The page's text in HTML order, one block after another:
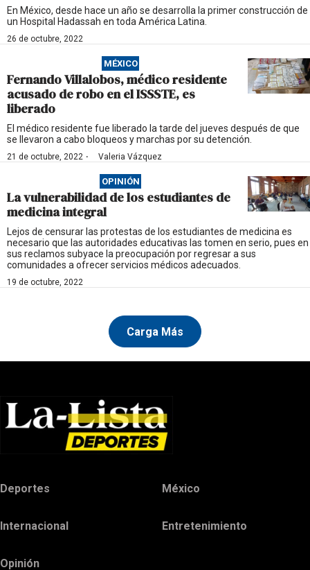
En México, desde hace un año se desarrolla la primer construcción de
un Hospital Hadassah en toda América Latina.
26 de octubre, 2022
MÉXICO
Fernando Villalobos, médico residente
acusado de robo en el ISSSTE, es
liberado
El médico residente fue liberado la tarde del jueves después de que
se llevaron a cabo bloqueos y marchas por su detención.
21 de octubre, 2022 · Valeria Vázquez
OPINIÓN
La vulnerabilidad de los estudiantes de
medicina integral
Lejos de censurar las protestas de los estudiantes de medicina es
necesario que las autoridades educativas las tomen en serio, pues en
sus reclamos subyace la preocupación por regresar a sus
comunidades a ofrecer servicios médicos adecuados.
19 de octubre, 2022
Carga Más
Deportes México
Internacional Entretenimiento
Opinión